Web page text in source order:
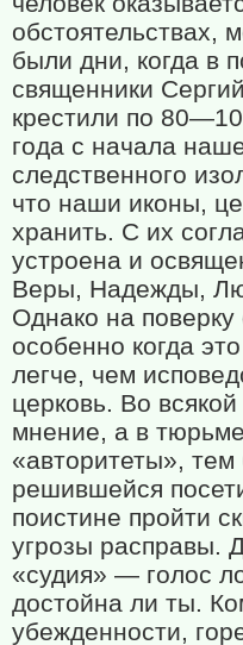
обстоятельствах,
были дни, когда в
священники
крестили по
года с начала
следственного
что наши иконы,
хранить. С их
устроена и
Веры, Надежды,
Однако на
особенно когда
легче, чем
церковь. Во
мнение, а в
«авторитеты»,
решившейся
поистине пройти
угрозы расправы.
«судия» — голос
достойна ли ты.
убежденности,